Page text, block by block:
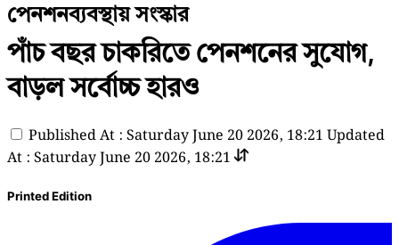
পেনশনব্যবস্থায় সংস্কার
পাঁচ বছর চাকরিতে পেনশনের সুযোগ,
বাড়ল সর্বোচ্চ হারও
Published At : Saturday June 20 2026, 18:21 Updated
At : Saturday June 20 2026, 18:21
Printed Edition